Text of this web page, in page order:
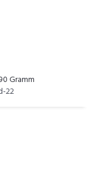
Gramm
22